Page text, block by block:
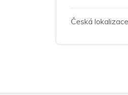
Česká lokalizace